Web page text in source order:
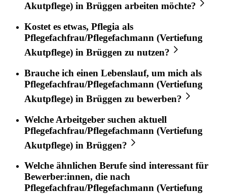
Akutpflege) in Brüggen arbeiten möchte?
Kostet es etwas, Pflegia als
Pflegefachfrau/Pflegefachmann (Vertiefung
Akutpflege) in Brüggen zu nutzen?
Brauche ich einen Lebenslauf, um mich als
Pflegefachfrau/Pflegefachmann (Vertiefung
Akutpflege) in Brüggen zu bewerben?
Welche Arbeitgeber suchen aktuell
Pflegefachfrau/Pflegefachmann (Vertiefung
Akutpflege) in Brüggen?
Welche ähnlichen Berufe sind interessant für
Bewerber:innen, die nach
Pflegefachfrau/Pflegefachmann (Vertiefung